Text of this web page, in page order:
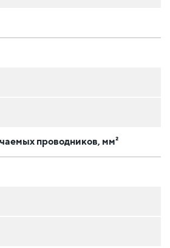
проводников, мм²